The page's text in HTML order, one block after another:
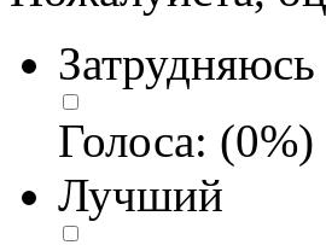
Затрудняюсь
Голоса: (0%)
Лучший